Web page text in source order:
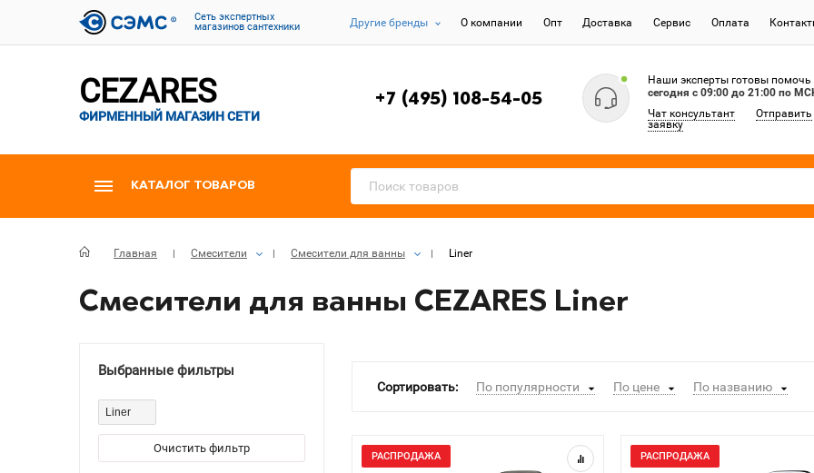
Cеть экспертных
магазинов сантехники
Другие бренды О компании Опт Доставка Сервис Оплата
CEZARES
ФИРМЕННЫЙ МАГАЗИН СЕТИ
+7 (495) 108-54-05
Наши эксперты готовы помочь
сегодня c 09:00 до 21:00 по
Чат консультант
Отправить
заявку
КАТАЛОГ ТОВАРОВ
Главная Смесители Смесители для ванны Liner
Смесители для ванны CEZARES Liner
Выбранные фильтры
Liner
Очистить фильтр
Сортировать: По популярности По цене По названию
РАСПРОДАЖА РАСПРОДАЖА